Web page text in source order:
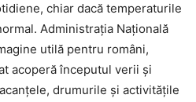
chiar dacă temperaturile
Administrația Națională
utilă pentru români,
acoperă începutul verii și
drumurile și activitățile